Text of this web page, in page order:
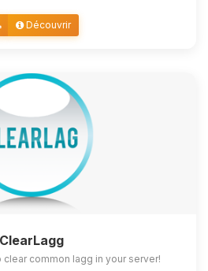
Découvrir
ClearLagg
common lagg in your server!